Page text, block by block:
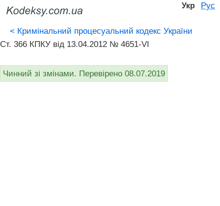
Укр Рус
< Кримінальний процесуальний кодекс України
Ст. 366 КПКУ від 13.04.2012 № 4651-VI
Чинний зі змінами. Перевірено 08.07.2019